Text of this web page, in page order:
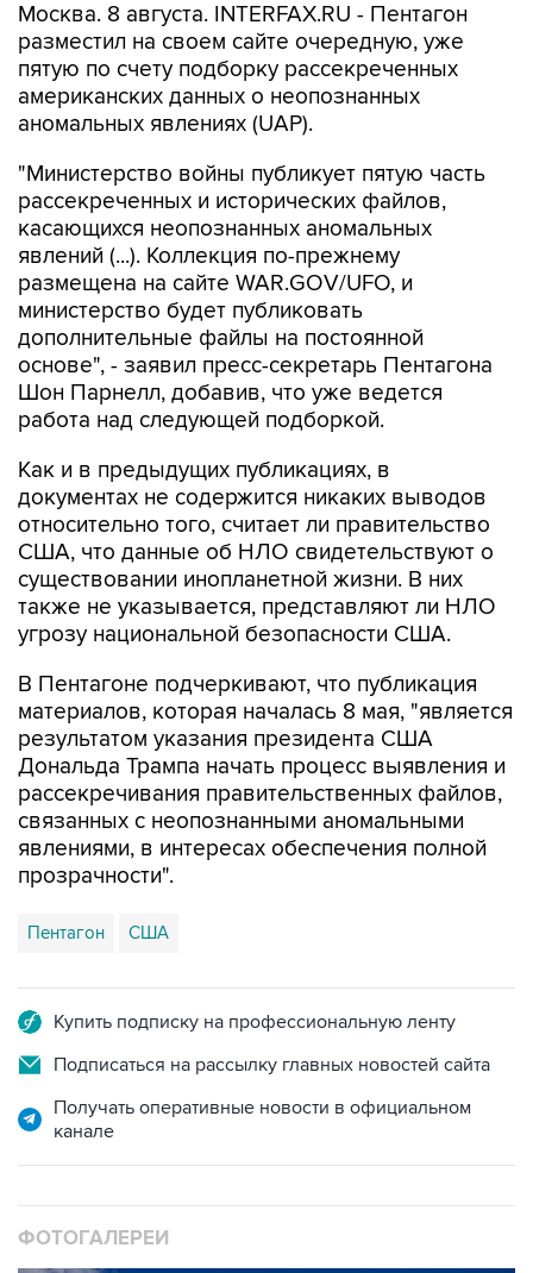
Москва. 8 августа. INTERFAX.RU - Пентагон
разместил на своем сайте очередную, уже
пятую по счету подборку рассекреченных
американских данных о неопознанных
аномальных явлениях (UAP).
"Министерство войны публикует пятую часть
рассекреченных и исторических файлов,
касающихся неопознанных аномальных
явлений (...). Коллекция по-прежнему
размещена на сайте WAR.GOV/UFO, и
министерство будет публиковать
дополнительные файлы на постоянной
основе", - заявил пресс-секретарь Пентагона
Шон Парнелл, добавив, что уже ведется
работа над следующей подборкой.
Как и в предыдущих публикациях, в
документах не содержится никаких выводов
относительно того, считает ли правительство
США, что данные об НЛО свидетельствуют о
существовании инопланетной жизни. В них
также не указывается, представляют ли НЛО
угрозу национальной безопасности США.
В Пентагоне подчеркивают, что публикация
материалов, которая началась 8 мая, "является
результатом указания президента США
Дональда Трампа начать процесс выявления и
рассекречивания правительственных файлов,
связанных с неопознанными аномальными
явлениями, в интересах обеспечения полной
прозрачности".
Пентагон США
Купить подписку на профессиональную ленту
Подписаться на рассылку главных новостей сайта
Получать оперативные новости в официальном
канале
ФОТОГАЛЕРЕИ